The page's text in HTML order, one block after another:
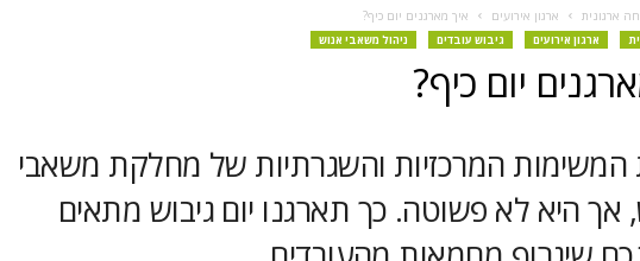
ארגונית ארגון אירועים איך מארגנים יום כיף?
ארגון אירועים גיבוש עובדים ניהול משאבי אנוש
יום כיף?
המשימות המרכזיות והשגרתיות של מחלקת משאבי
אך היא לא פשוטה. כך תארגנו יום גיבוש מתאים